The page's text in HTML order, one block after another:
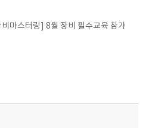
마스터링] 8월 장비 필수교육 참가